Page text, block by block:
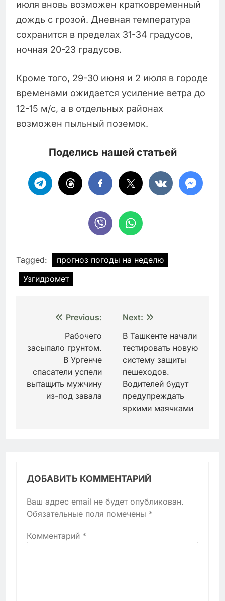
июля вновь возможен кратковременный
дождь с грозой. Дневная температура
сохранится в пределах 31-34 градусов,
ночная 20-23 градусов.
Кроме того, 29-30 июня и 2 июля в городе
временами ожидается усиление ветра до
12-15 м/с, а в отдельных районах
возможен пыльный поземок.
Поделись нашей статьей
Tagged:
прогноз погоды на неделю
Узгидромет
Навигация
записям
Previous:
Рабочего
засыпало грунтом.
В Ургенче
спасатели успели
вытащить мужчину
из-под завала
Next:
В Ташкенте начали
тестировать новую
систему защиты
пешеходов.
Водителей будут
предупреждать
яркими маячками
ДОБАВИТЬ КОММЕНТАРИЙ
Ваш адрес email не будет опубликован.
Обязательные поля помечены *
Комментарий *